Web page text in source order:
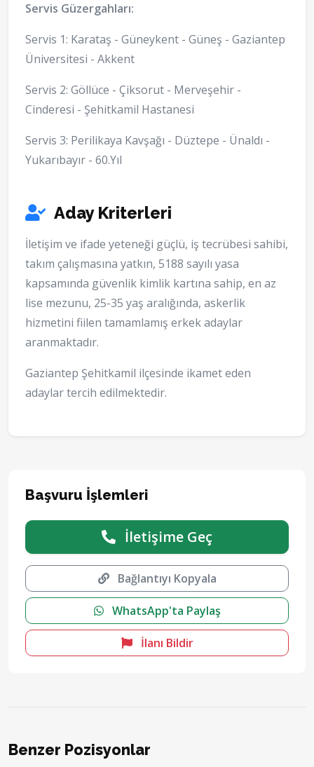
Servis Güzergahları:
Servis 1: Karataş - Güneykent - Güneş - Gaziantep
Üniversitesi - Akkent
Servis 2: Göllüce - Çiksorut - Merveşehir -
Cinderesi - Şehitkamil Hastanesi
Servis 3: Perilikaya Kavşağı - Düztepe - Ünaldı -
Yukarıbayır - 60.Yıl
Aday Kriterleri
İletişim ve ifade yeteneği güçlü, iş tecrübesi sahibi,
takım çalışmasına yatkın, 5188 sayılı yasa
kapsamında güvenlik kimlik kartına sahip, en az
lise mezunu, 25-35 yaş aralığında, askerlik
hizmetini fiilen tamamlamış erkek adaylar
aranmaktadır.
Gaziantep Şehitkamil ilçesinde ikamet eden
adaylar tercih edilmektedir.
Başvuru İşlemleri
İletişime Geç
Bağlantıyı Kopyala
WhatsApp'ta Paylaş
İlanı Bildir
Benzer Pozisyonlar